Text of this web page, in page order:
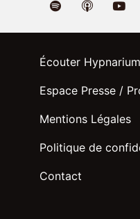
Écouter
Espace Presse /
Mentions Légales
Politique de
Contact